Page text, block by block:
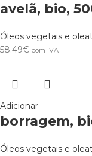
avelã, bio,
Óleos vegetais e
58.49€ com IVA
Adicionar
borragem,
Óleos vegetais e